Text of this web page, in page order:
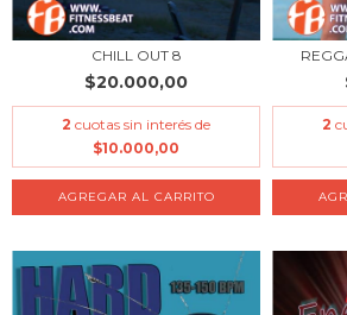
CHILL OUT 8
$20.000,00
2 cuotas sin interés de
$10.000,00
2